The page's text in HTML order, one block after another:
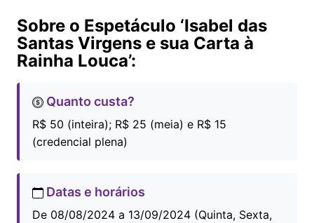
Sobre o Espetáculo ‘Isabel das
Santas Virgens e sua Carta à
Rainha Louca’:
Quanto custa?
R$ 50 (inteira); R$ 25 (meia) e R$ 15
(credencial plena)
Datas e horários
De 08/08/2024 a 13/09/2024 (Quinta, Sexta,